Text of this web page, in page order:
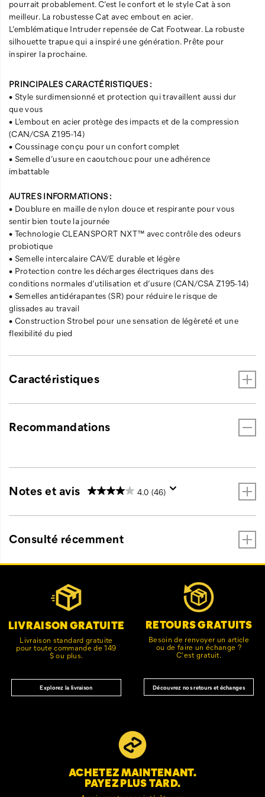
pourrait probablement. C’est le confort et le style Cat à son
meilleur. La robustesse Cat avec embout en acier.
L’emblématique Intruder repensée de Cat Footwear. La robuste
silhouette trapue qui a inspiré une génération. Prête pour
inspirer la prochaine.
PRINCIPALES CARACTÉRISTIQUES :
• Style surdimensionné et protection qui travaillent aussi dur
que vous
• L’embout en acier protège des impacts et de la compression
(CAN/CSA Z195-14)
• Coussinage conçu pour un confort complet
• Semelle d’usure en caoutchouc pour une adhérence
imbattable
AUTRES INFORMATIONS :
• Doublure en maille de nylon douce et respirante pour vous
sentir bien toute la journée
• Technologie CLEANSPORT NXT™ avec contrôle des odeurs
probiotique
• Semelle intercalaire CAV/E durable et légère
• Protection contre les décharges électriques dans des
conditions normales d’utilisation et d’usure (CAN/CSA Z195-14)
• Semelles antidérapantes (SR) pour réduire le risque de
glissades au travail
• Construction Strobel pour une sensation de légèreté et une
flexibilité du pied
Caractéristiques
Recommandations
Notes et avis 4.0 (46)
Consulté récemment
Liens
pageLIVRAISON GRATUITE
Livraison standard gratuite
pour toute commande de 149
$ ou plus.
Explorez la livraison
RETOURS GRATUITS
Besoin de renvoyer un article
ou de faire un échange ?
C'est gratuit.
Découvrez nos retours et échanges
ACHETEZ MAINTENANT.
PAYEZ PLUS TARD.